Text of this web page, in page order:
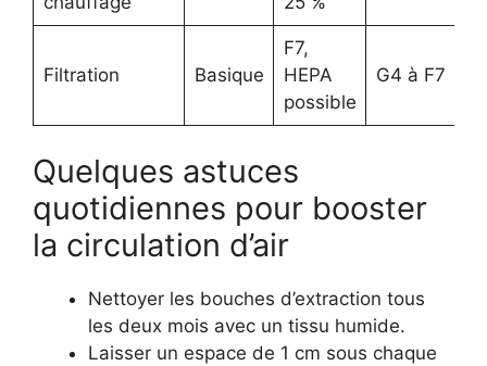
Filtration Basique
F7,
HEPA
possible
G4 à F7
Quelques astuces
quotidiennes pour booster
la circulation d’air
Nettoyer les bouches d’extraction tous
les deux mois avec un tissu humide.
Laisser un espace de 1 cm sous chaque